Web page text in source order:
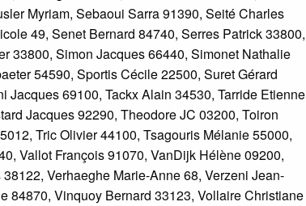
Myriam, Sebaoui Sarra 91390, Seité Charles
49, Senet Bernard 84740, Serres Patrick 33800,
33800, Simon Jacques 66440, Simonet Nathalie
54590, Sportis Cécile 22500, Suret Gérard
Jacques 69100, Tackx Alain 34530, Tarride Etienne
Jacques 92290, Theodore JC 03200, Toiron
Tric Olivier 44100, Tsagouris Mélanie 55000,
Vallot François 91070, VanDijk Hélène 09200,
Verhaeghe Marie-Anne 68, Verzeni Jean-
84870, Vinquoy Bernard 33123, Vollaire Christiane